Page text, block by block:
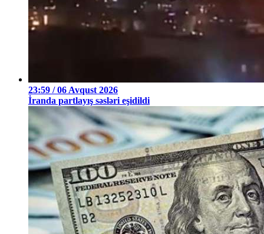
23:59 / 06 Avqust 2026
İranda partlayış səsləri eşidildi